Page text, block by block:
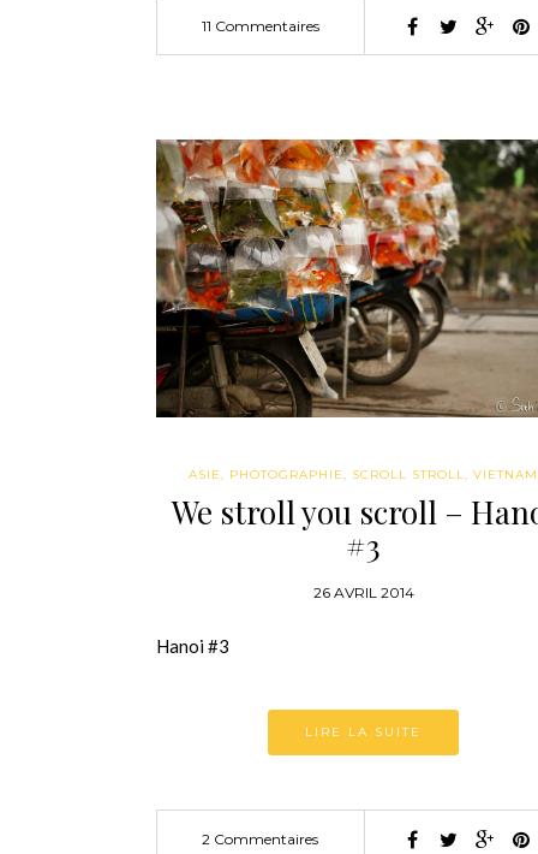
11 Commentaires
ASIE, PHOTOGRAPHIE, SCROLL STROLL, VIETNAM
We stroll you scroll –
#3
26 AVRIL 2014
Hanoi #3
LIRE LA SUITE
2 Commentaires